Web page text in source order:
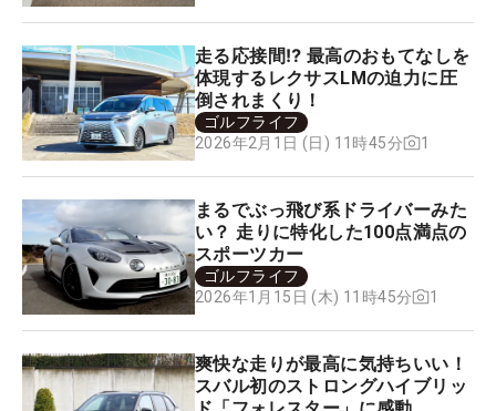
走る応接間⁉ 最高のおもてなしを
体現するレクサスLMの迫力に圧
倒されまくり！
ゴルフライフ
2026年2月1日 (日) 11時45分
1
まるでぶっ飛び系ドライバーみた
い？ 走りに特化した100点満点の
スポーツカー
ゴルフライフ
2026年1月15日 (木) 11時45分
1
爽快な走りが最高に気持ちいい！
スバル初のストロングハイブリッ